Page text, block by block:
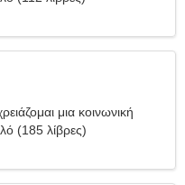
μια κοινωνική
(185 λίβρες)